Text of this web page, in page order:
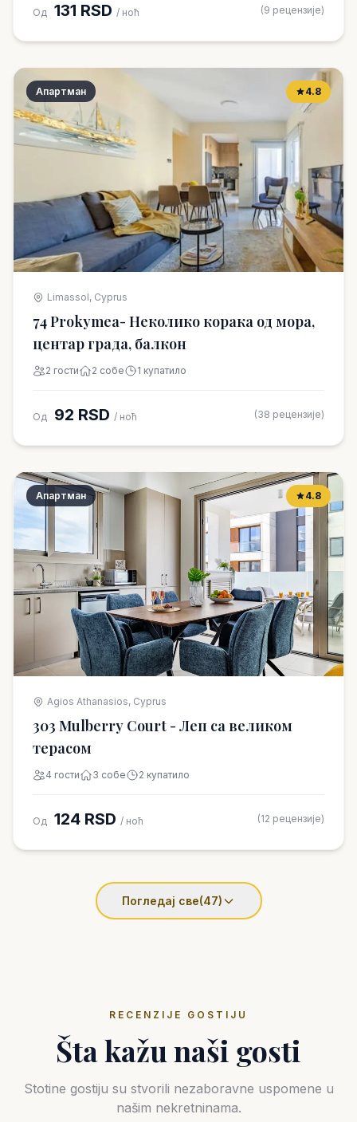
Од 131 RSD / ноћ (9 рецензије)
Апартман 4.8
Limassol, Cyprus
74 Prokymea- Неколико корака од мора,
центар града, балкон
2 гости 2 собе 1 купатило
Од 92 RSD / ноћ (38 рецензије)
Апартман 4.8
Agios Athanasios, Cyprus
303 Mulberry Court - Леп са великом
терасом
4 гости 3 собе 2 купатило
Од 124 RSD / ноћ (12 рецензије)
Погледај све(47)
RECENZIJE GOSTIJU
Šta kažu naši gosti
Stotine gostiju su stvorili nezaboravne uspomene u
našim nekretninama.